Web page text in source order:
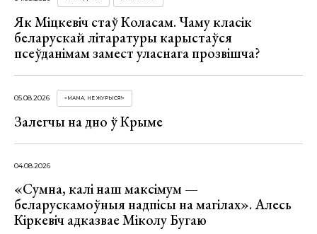
Як Міцкевіч стаў Коласам. Чаму класік
беларускай літаратуры карыстаўся
псеўданімам замест уласнага прозвішча?
05.08.2026 «МАМА, НЕ ЖУРЫСЯ!»
Залегчы на дно ў Крыме
04.08.2026
«Сумна, калі наш максімум —
беларускамоўныя надпісы на магілах». Алесь
Кіркевіч адказвае Міколу Бугаю